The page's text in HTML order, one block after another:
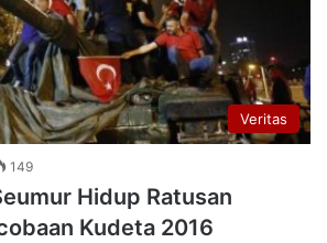
Veritas
149
Hidup Ratusan
Kudeta 2016